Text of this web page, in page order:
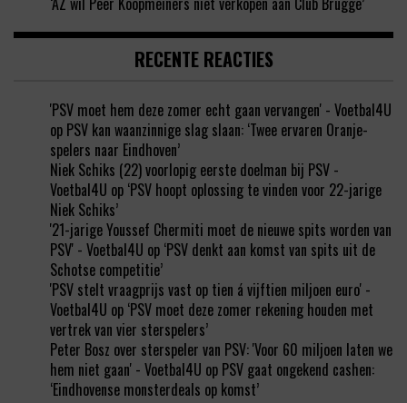
RECENTE REACTIES
'PSV moet hem deze zomer echt gaan vervangen' - Voetbal4U
op PSV kan waanzinnige slag slaan: ‘Twee ervaren Oranje-
spelers naar Eindhoven’
Niek Schiks (22) voorlopig eerste doelman bij PSV -
Voetbal4U op ‘PSV hoopt oplossing te vinden voor 22-jarige
Niek Schiks’
'21-jarige Youssef Chermiti moet de nieuwe spits worden van
PSV' - Voetbal4U op ‘PSV denkt aan komst van spits uit de
Schotse competitie’
'PSV stelt vraagprijs vast op tien á vijftien miljoen euro' -
Voetbal4U op ‘PSV moet deze zomer rekening houden met
vertrek van vier sterspelers’
Peter Bosz over sterspeler van PSV: 'Voor 60 miljoen laten we
hem niet gaan' - Voetbal4U op PSV gaat ongekend cashen:
‘Eindhovense monsterdeals op komst’